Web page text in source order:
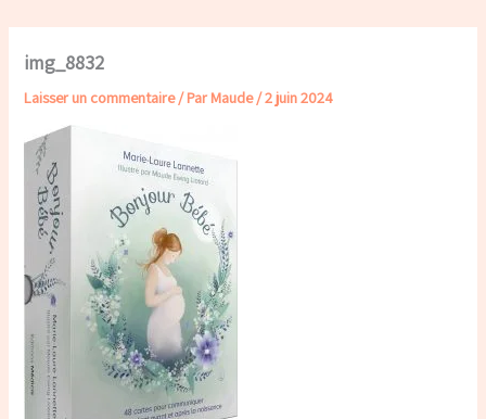
img_8832
Laisser un commentaire/ Par Maude/2 juin 2024